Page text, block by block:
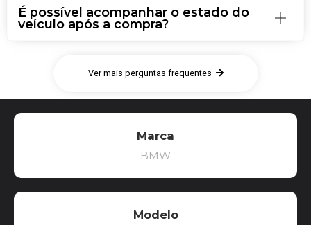
É possível acompanhar o estado do
veículo após a compra?
Ver mais perguntas frequentes
Marca
BMW
Modelo